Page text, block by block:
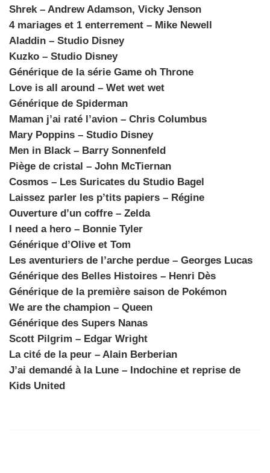
Shrek – Andrew Adamson, Vicky Jenson
4 mariages et 1 enterrement – Mike Newell
Aladdin – Studio Disney
Kuzko – Studio Disney
Générique de la série Game oh Throne
Love is all around – Wet wet wet
Générique de Spiderman
Maman j’ai raté l’avion – Chris Columbus
Mary Poppins – Studio Disney
Men in Black – Barry Sonnenfeld
Piège de cristal – John McTiernan
Cosmos – Les Suricates du Studio Bagel
Laissez parler les p’tits papiers – Régine
Ouverture d’un coffre – Zelda
I need a hero – Bonnie Tyler
Générique d’Olive et Tom
Les aventuriers de l’arche perdue – Georges Lucas
Générique des Belles Histoires – Henri Dès
Générique de la première saison de Pokémon
We are the champion – Queen
Générique des Supers Nanas
Scott Pilgrim – Edgar Wright
La cité de la peur – Alain Berberian
J’ai demandé à la Lune – Indochine et reprise de
Kids United